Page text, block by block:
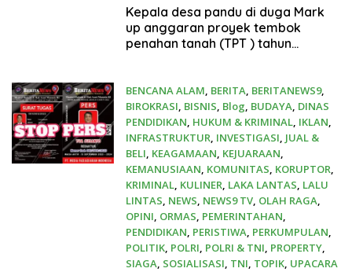
Juli 15, 2024
Kepala desa pandu di duga Mark
up anggaran proyek tembok
penahan tanah (TPT ) tahun
BENCANA ALAM, BERITA, BERITANEWS9,
BIROKRASI, BISNIS, Blog, BUDAYA, DINAS
PENDIDIKAN, HUKUM & KRIMINAL, IKLAN,
INFRASTRUKTUR, INVESTIGASI, JUAL &
BELI, KEAGAMAAN, KEJUARAAN,
KEMANUSIAAN, KOMUNITAS, KORUPTOR,
KRIMINAL, KULINER, LAKA LANTAS, LALU
LINTAS, NEWS, NEWS9 TV, OLAH RAGA,
OPINI, ORMAS, PEMERINTAHAN,
PENDIDIKAN, PERISTIWA, PERKUMPULAN,
POLITIK, POLRI, POLRI & TNI, PROPERTY,
SIAGA, SOSIALISASI, TNI, TOPIK, UPACARA